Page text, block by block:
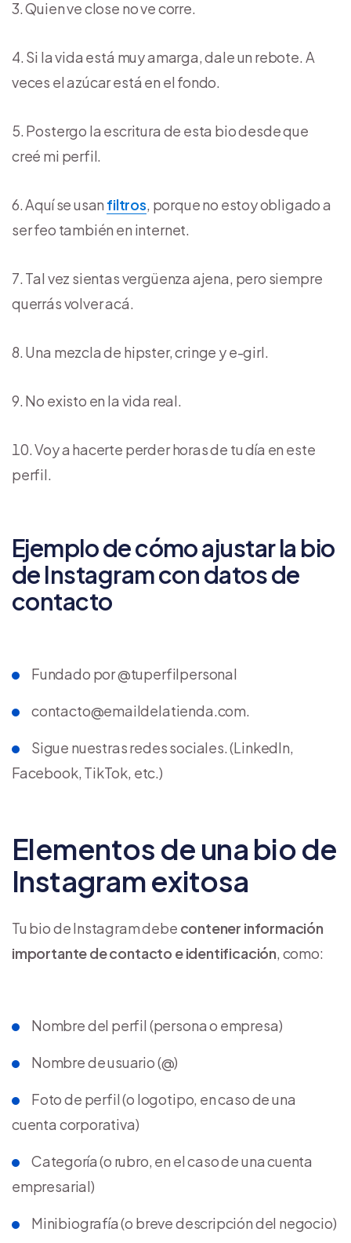
Quien ve close no ve corre.
Si la vida está muy amarga, dale un rebote. A
veces el azúcar está en el fondo.
Postergo la escritura de esta bio desde que
creé mi perfil.
Aquí se usan filtros, porque no estoy obligado a
ser feo también en internet.
Tal vez sientas vergüenza ajena, pero siempre
querrás volver acá.
Una mezcla de hipster, cringe y e-girl.
No existo en la vida real.
Voy a hacerte perder horas de tu día en este
perfil.
Ejemplo de cómo ajustar la bio
de Instagram con datos de
contacto
Fundado por @tuperfilpersonal
contacto@emaildelatienda.com.
Sigue nuestras redes sociales. (LinkedIn,
Facebook, TikTok, etc.)
Elementos de una bio de
Instagram exitosa
Tu bio de Instagram debe contener información
importante de contacto e identificación, como:
Nombre del perfil (persona o empresa)
Nombre de usuario (@)
Foto de perfil (o logotipo, en caso de una
cuenta corporativa)
Categoría (o rubro, en el caso de una cuenta
empresarial)
Minibiografía (o breve descripción del negocio)